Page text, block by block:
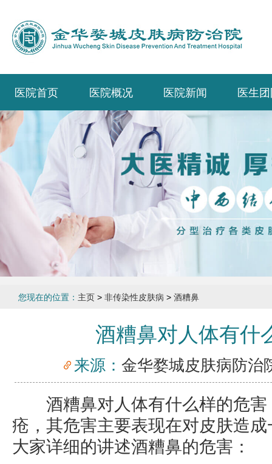
医院首页 医院概况 医院新闻 医生
您现在的位置： 主页 > 非传染性皮肤病 > 酒糟鼻
酒糟鼻对人体有什
来源：金华婺城皮肤病防治
酒糟鼻对人体有什么样的危害
疮，其危害主要表现在对皮肤造
大家详细的讲述酒糟鼻的危害：